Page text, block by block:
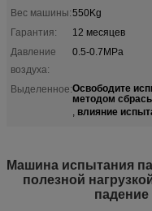
Вес машины:550Kg
Гарантия:
12 месяцев
Давление
воздуха:
0.5-0.7MPa
Выделенное:Освободите
методом
, влияние
Машина испытания
полезной
падение